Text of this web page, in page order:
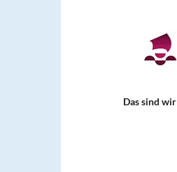
Das sind wir